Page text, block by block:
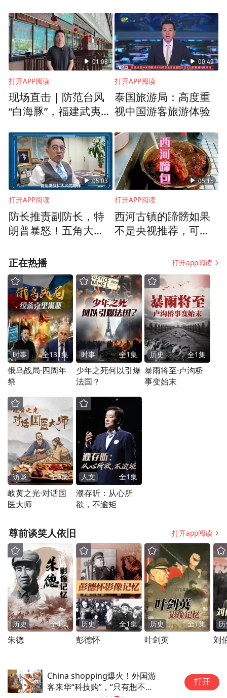
水是水；到了一定境界，看山不是山，看水
不是水；到了最高境界，看山还是山，看水
还是水。
张晓龙号召大家经常去庐山看看，尤其是热
爱传统文化的年轻人，更应该去庐山感受自
己心境的变化。
澳门特区专业导游协会会长胡惠芳
“二十年前我去过庐山，和我刚刚看到的完全
不同”，澳门特区专业导游协会会长胡惠芳记
得自己上一次去庐山时，看到了很多澳门见
不到的景色。但是当她在推介会上看到庐山
现在的风景时，便把庐山当成了下一个旅游
目的地。
胡惠芳说，随着疫情带来的变化，人们对于
旅游目的地的选择也发生了改变，庐山这种
能亲近自然、对健康有益的地方，一定会吸
引更多游客。
01:08
打开APP阅读
现场直击｜防范台风
“白海豚”，福建武夷山
00:49
打开APP阅读
泰国旅游局：高度重
视中国游客旅游体验
05:03
打开APP阅读
防长推责副防长，特
朗普暴怒！五角大楼
命短板
05:15
打开APP阅读
西河古镇的蹄髈如果
不是央视推荐，可能
正在热播 打开app阅读
时事 全131集
俄乌战局·四周年
祭
时事 全1集
少年之死何以引爆
法国？
历史 全1集
暴雨将至·卢沟桥
事变始末
访谈 全5集
岐黄之光·对话国
医大师
人文 全1集
濮存昕：从心所
欲，不逾矩
尊前谈笑人依旧 打开app阅读
历史 全1集
朱德
历史 全1集
彭德怀
历史 全1集
叶剑英 刘
China shopping爆火！外国游
客来华“科技购”，“只有想不
打开